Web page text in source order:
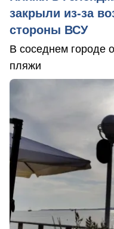
закрыли из-за
стороны ВСУ
В соседнем городе
пляжи